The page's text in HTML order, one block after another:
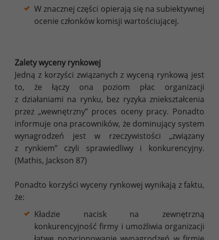
W znacznej części opierają się na subiektywnej
ocenie członków komisji wartościującej.
Zalety wyceny rynkowej
Jedną z korzyści związanych z wyceną rynkową jest
to, że łączy ona poziom płac organizacji
z działaniami na rynku, bez ryzyka zniekształcenia
przez „wewnętrzny” proces oceny pracy. Ponadto
informuje ona pracowników, że dominujący system
wynagrodzeń jest w rzeczywistości „związany
z rynkiem” czyli sprawiedliwy i konkurencyjny.
(Mathis, Jackson 87)
Ponadto korzyści wyceny rynkowej wynikają z faktu,
że:
Kładzie nacisk na zewnętrzną
konkurencyjność firmy i umożliwia organizacji